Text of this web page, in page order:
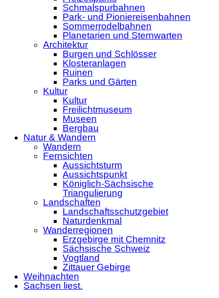
Schmalspurbahnen
Park- und Pioniereisenbahnen
Sommerrodelbahnen
Planetarien und Sternwarten
Architektur
Burgen und Schlösser
Klosteranlagen
Ruinen
Parks und Gärten
Kultur
Kultur
Freilichtmuseum
Museen
Bergbau
Natur & Wandern
Wandern
Fernsichten
Aussichtsturm
Aussichtspunkt
Königlich-Sächsische
Triangulierung
Landschaften
Landschaftsschutzgebiet
Naturdenkmal
Wanderregionen
Erzgebirge mit Chemnitz
Sächsische Schweiz
Vogtland
Zittauer Gebirge
Weihnachten
Sachsen liest.